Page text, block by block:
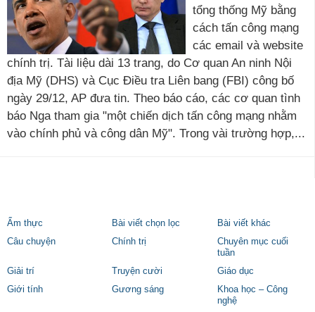
tổng thống Mỹ bằng
cách tấn công mạng
các email và website
chính trị. Tài liệu dài 13 trang, do Cơ quan An ninh Nội
địa Mỹ (DHS) và Cục Điều tra Liên bang (FBI) công bố
ngày 29/12, AP đưa tin. Theo báo cáo, các cơ quan tình
báo Nga tham gia "một chiến dịch tấn công mạng nhằm
vào chính phủ và công dân Mỹ". Trong vài trường hợp,...
Ẩm thực Bài viết chọn lọc
Bài viết khác
Câu chuyện
Chính trị
Chuyên mục cuối
tuần
Giải trí
Truyện cười
Giáo dục
Giới tính
Gương sáng
Khoa học – Công
nghệ